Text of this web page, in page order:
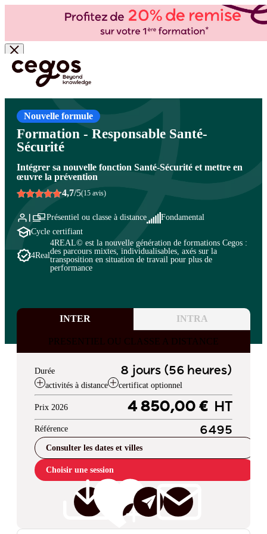
Skip to main content
Vous êtes ici : Accueil >Cegos, organisme de formation à Paris et en régions
Santé - Sécurité - Environnement
de la prévention des risques
Nouvelle formule
Formation - Responsable Santé-
Sécurité
Intégrer sa nouvelle fonction Santé-Sécurité et mettre en
œuvre la prévention
4,7/5(15 avis)
Présentiel ou classe à distance
Fondamental
Cycle certifiant
4Real
4REAL© est la nouvelle génération de formations Cegos :
des parcours mixtes, individualisables, axés sur la
transposition en situation de travail pour plus de
performance
INTER INTRA
PRESENTIEL OU CLASSE A DISTANCE
Durée 8 jours (56 heures)
activités à distance certificat optionnel
Prix 2026 4 850,00 € HT
Référence 6495
Consulter les dates et villes
Choisir une session